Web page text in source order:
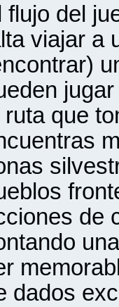
flujo del
viajar a
ruta que
de
dados